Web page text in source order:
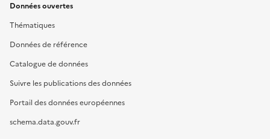
Données ouvertes
Thématiques
Données de référence
Catalogue de données
Suivre les publications des données
Portail des données européennes
schema.data.gouv.fr